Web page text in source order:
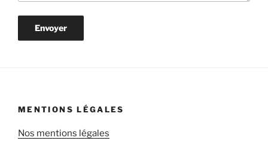
MENTIONS LÉGALES
Nos mentions légales